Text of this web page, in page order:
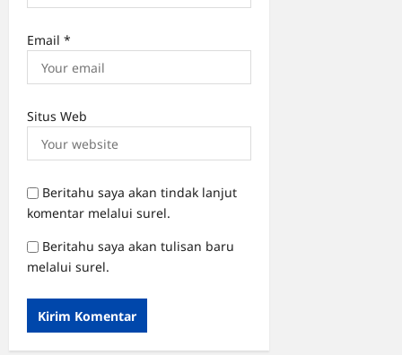
Email *
Situs Web
Beritahu saya akan tindak lanjut
komentar melalui surel.
Beritahu saya akan tulisan baru
melalui surel.